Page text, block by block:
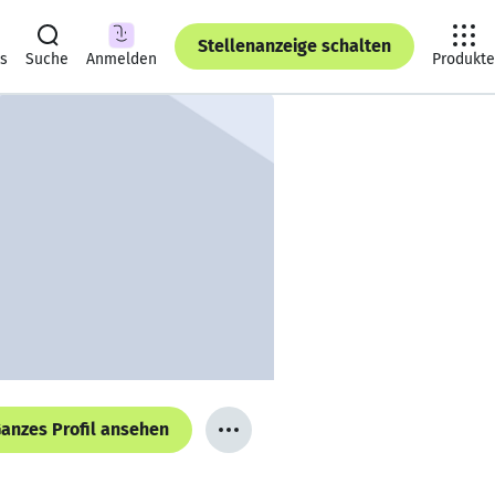
Suche Anmelden
Stellenanzeige schalten
Produkte
Profil ansehen